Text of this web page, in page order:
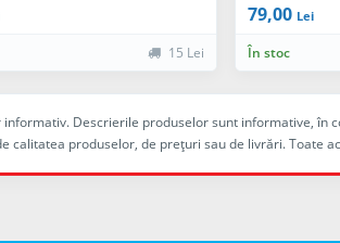
15 Lei
79,00 Lei
În stoc
Descrierile produselor sunt informative,
calitatea produselor, de preţuri sau de livrări. Toate